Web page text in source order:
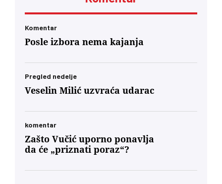
Komentar
Posle izbora nema kajanja
Pregled nedelje
Veselin Milić uzvraća udarac
komentar
Zašto Vučić uporno ponavlja
da će „priznati poraz“?